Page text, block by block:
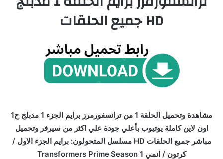
HD جميع الحلقات
مشاهدة وتحميل الحلقة 1 من ترانسفورمرز برايم الجزء 1 مدبلج ح1
اون لاين كاملة يوتيوب بأعلي جودة علي اكثر من سيرفر وتحميل
مباشر جميع الحلقات HD مسلسل المتحولون: برايم الجزء الاول /
كرتون / انمي Transformers Prime Season 1